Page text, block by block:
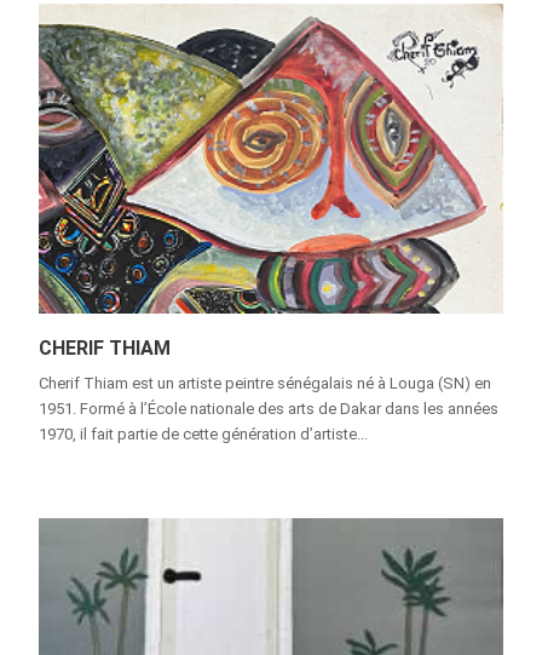
CHERIF THIAM
Cherif Thiam est un artiste peintre sénégalais né à Louga (SN) en
1951. Formé à l’École nationale des arts de Dakar dans les années
1970, il fait partie de cette génération d’artiste...